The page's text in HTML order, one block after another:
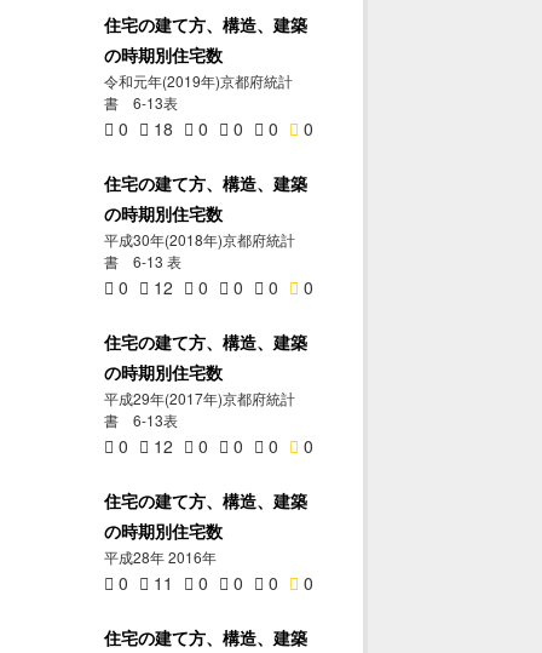
住宅の建て方、構造、建築
の時期別住宅数
令和元年(2019年)京都府統計
書 6-13表
0 18 0 0 0 0
住宅の建て方、構造、建築
の時期別住宅数
平成30年(2018年)京都府統計
書 6-13 表
0 12 0 0 0 0
住宅の建て方、構造、建築
の時期別住宅数
平成29年(2017年)京都府統計
書 6-13表
0 12 0 0 0 0
住宅の建て方、構造、建築
の時期別住宅数
平成28年 2016年
0 11 0 0 0 0
住宅の建て方、構造、建築